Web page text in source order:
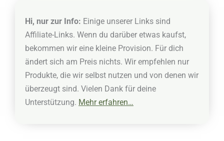
Hi, nur zur Info: Einige unserer Links sind
Affiliate-Links. Wenn du darüber etwas kaufst,
bekommen wir eine kleine Provision. Für dich
ändert sich am Preis nichts. Wir empfehlen nur
Produkte, die wir selbst nutzen und von denen wir
überzeugt sind. Vielen Dank für deine
Unterstützung. Mehr erfahren…